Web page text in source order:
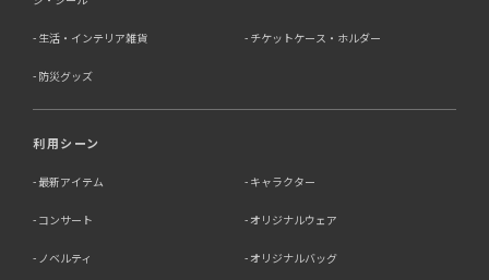
生活・インテリア雑貨 チケットケース・ホルダー
防災グッズ
利用シーン
最新アイテム キャラクター
コンサート オリジナルウェア
ノベルティ オリジナルバッグ